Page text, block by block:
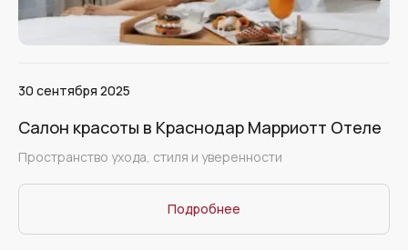
30 сентября 2025
Салон красоты в Краснодар Марриотт Отеле
Пространство ухода, стиля и уверенности
Подробнее